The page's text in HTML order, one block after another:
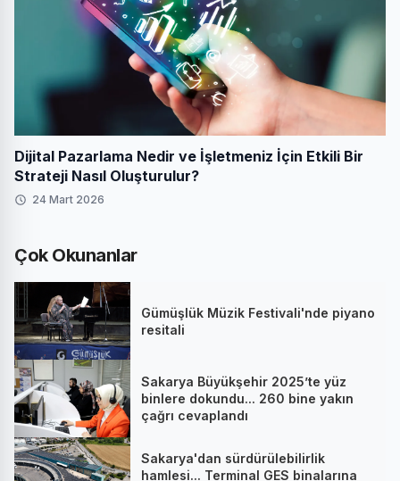
Dijital Pazarlama Nedir ve İşletmeniz İçin Etkili Bir
Strateji Nasıl Oluşturulur?
24 Mart 2026
Çok Okunanlar
Gümüşlük Müzik Festivali'nde piyano
resitali
Sakarya Büyükşehir 2025’te yüz
binlere dokundu... 260 bine yakın
çağrı cevaplandı
Sakarya'dan sürdürülebilirlik
hamlesi... Terminal GES binalarına